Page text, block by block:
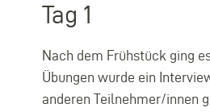
Tag 1
Nach dem Frühstück ging
Übungen wurde ein
anderen Teilnehmer/innen